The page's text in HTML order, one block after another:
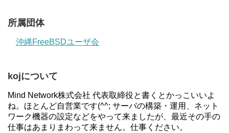
所属団体
沖縄FreeBSDユーザ会
kojについて
Mind Network株式会社 代表取締役と書くとかっこいいよ
ね。ほとんど自営業です(^^; サーバの構築・運用、ネット
ワーク機器の設定などをやって来ましたが、最近その手の
仕事はあまりまわって来ません。仕事ください。